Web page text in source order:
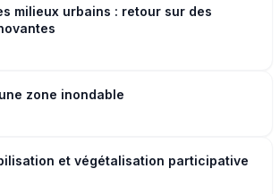
milieux urbains : retour sur des
zone inondable
et végétalisation participative